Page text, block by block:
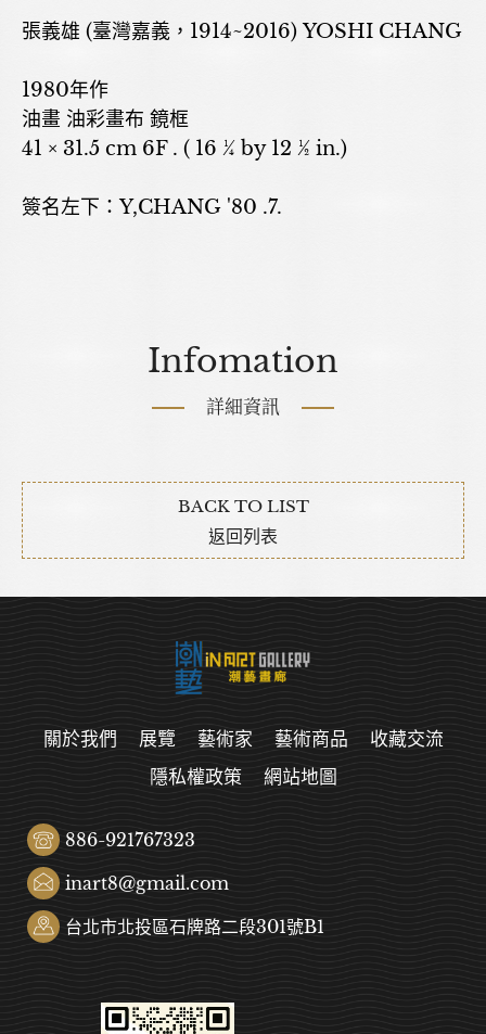
張義雄 (臺灣嘉義，1914~2016) YOSHI CHANG
1980年作
油畫 油彩畫布 鏡框
41 × 31.5 cm 6F . ( 16 ¼ by 12 ½ in.)
簽名左下：Y,CHANG '80 .7.
Infomation
詳細資訊
BACK TO LIST
返回列表
關於我們 展覽 藝術家 藝術商品
收藏交流
隱私權政策
網站地圖
886-921767323
inart8@gmail.com
台北市北投區石牌路二段301號B1